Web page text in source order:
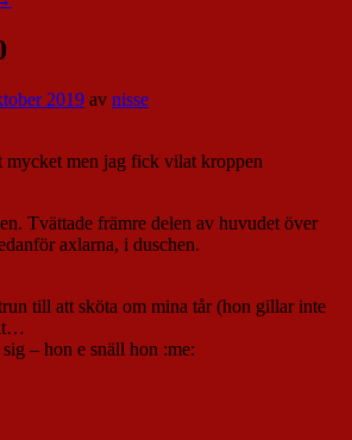
2019 av nisse
mycket men jag fick vilat kroppen
Tvättade främre delen av huvudet över
axlarna, i duschen.
till att sköta om mina tår (hon gillar inte
– hon e snäll hon :me: